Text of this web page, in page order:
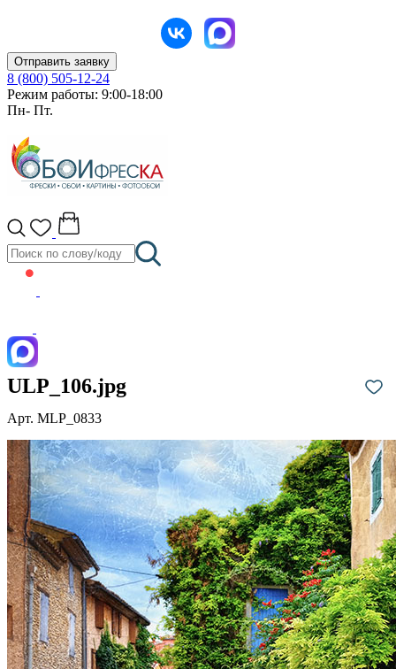
Отправить заявку
8 (800) 505-12-24
Режим работы: 9:00-18:00
Пн- Пт.
ULP_106.jpg
Арт. MLP_0833